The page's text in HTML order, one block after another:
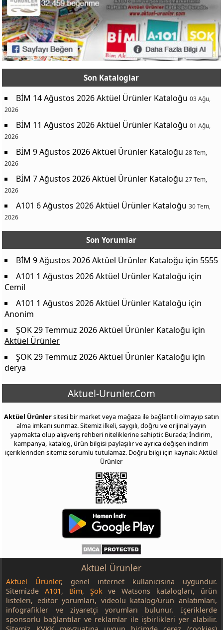
Son Kataloglar
BİM 14 Ağustos 2026 Aktüel Ürünler Kataloğu 03 Ağu,
2026
BİM 11 Ağustos 2026 Aktüel Ürünler Kataloğu 01 Ağu,
2026
BİM 9 Ağustos 2026 Aktüel Ürünler Kataloğu 28 Tem,
2026
BİM 7 Ağustos 2026 Aktüel Ürünler Kataloğu 27 Tem,
2026
A101 6 Ağustos 2026 Aktüel Ürünler Kataloğu 30 Tem,
2026
Son Yorumlar
BİM 9 Ağustos 2026 Aktüel Ürünler Kataloğu için 5555
A101 1 Ağustos 2026 Aktüel Ürünler Kataloğu için
Cemil
A101 1 Ağustos 2026 Aktüel Ürünler Kataloğu için
Anonim
ŞOK 29 Temmuz 2026 Aktüel Ürünler Kataloğu için
Aktüel Ürünler
ŞOK 29 Temmuz 2026 Aktüel Ürünler Kataloğu için
derya
Aktuel-Urunler.Com
Aktüel Ürünlersitesi bir market veya mağaza ile bağlantılı olmayıp satın
alma imkanı sunmaz. Sitemiz ilkeli, saygılı, doğru ve orijinal yayın
yapmakta olup alışveriş rehberi niteliklerine sahiptir. Burada; İndirim,
kampanya, katalog, ürün bilgisi paylaşılır ve ayrıca değişen indirim
içeriklerinden sitemiz sorumlu tutulamaz. Doğru bilgi için kaynak: Aktüel
Ürünler
Aktüel Ürünler
Aktüel Ürünler, genel internet kullanıcısına uygundur.
SitemizdeA101, Bim, Şok ve Watsons katalogları, ürün
listeleri, editör yorumları, videolu katalog/ürün anlatımları,
infografikler ve ziyaretçi yorumları bulunur. İçeriklerde
sponsorlu bağlantılar ve reklamlar ile işbirlikleri yer alabilir.